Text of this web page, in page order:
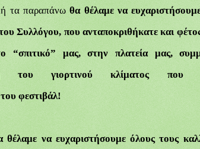
τα παραπάνωθα θέλαμε να
Συλλόγου, που ανταποκριθήκατε και
“σπιτικό” μας, στην πλατεία μας,
του γιορτινού
κλίματος που
του φεστιβάλ!
θέλαμε να ευχαριστήσουμε όλους τους